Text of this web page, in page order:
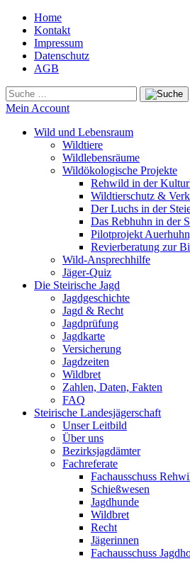
Home
Kontakt
Impressum
Datenschutz
AGB
Mein Account
Wild und Lebensraum
Wildtiere
Wildlebensräume
Wildökologische Projekte
Rehwild in der
Wildtierschutz &
Der Luchs in der
Das Rebhuhn in der
Pilotprojekt
Revierberatung zur
Wild-Ansprechhilfe
Jäger-Quiz
Die Steirische Jagd
Jagdgeschichte
Jagd & Recht
Jagdprüfung
Jagdkarte
Versicherung
Jagdzeiten
Wildbret
Zahlen, Daten, Fakten
FAQ
Steirische Landesjägerschaft
Unser Leitbild
Über uns
Bezirksjagdämter
Fachreferate
Fachausschuss
Schießwesen
Jagdhunde
Wildbret
Recht
Jägerinnen
Fachausschuss